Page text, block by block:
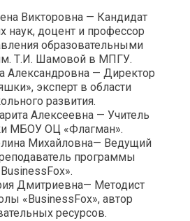
Викторовна — Кандидат
наук, доцент и профессор
образовательными
Т.И. Шамовой в МПГУ.
Александровна — Директор
эксперт в области
развития.
Алексеевна — Учитель
МБОУ ОЦ «Флагман».
Михайловна— Ведущий
программы
Дмитриевна— Методист
«BusinessFox», автор
ресурсов.